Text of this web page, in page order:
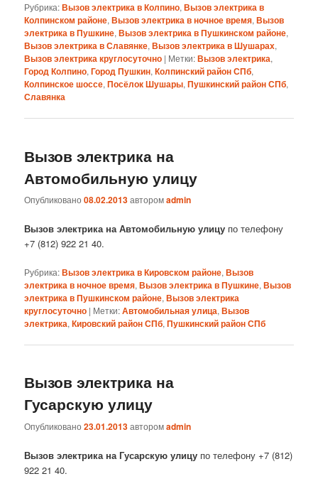
Рубрика:Вызов электрика в Колпино,Вызов электрика в
Колпинском районе,Вызов электрика в ночное время,Вызов
электрика в Пушкине,Вызов электрика в Пушкинском районе,
Вызов электрика в Славянке,Вызов электрика в Шушарах,
Вызов электрика круглосуточно | Метки:Вызов электрика,
Город Колпино,Город Пушкин,Колпинский район СПб,
Колпинское шоссе,Посёлок Шушары,Пушкинский район СПб,
Славянка
Вызов электрика на
Автомобильную улицу
Опубликовано08.02.2013авторомadmin
Вызов электрика на Автомобильную улицу по телефону
+7 (812) 922 21 40.
Рубрика:Вызов электрика в Кировском районе,Вызов
электрика в ночное время,Вызов электрика в Пушкине,Вызов
электрика в Пушкинском районе,Вызов электрика
круглосуточно | Метки:Автомобильная улица,Вызов
электрика,Кировский район СПб,Пушкинский район СПб
Вызов электрика на
Гусарскую улицу
Опубликовано23.01.2013авторомadmin
Вызов электрика на Гусарскую улицу по телефону +7 (812)
922 21 40.